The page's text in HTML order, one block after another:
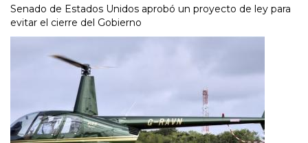
Senado de Estados Unidos aprobó un proyecto de ley para
evitar el cierre del Gobierno